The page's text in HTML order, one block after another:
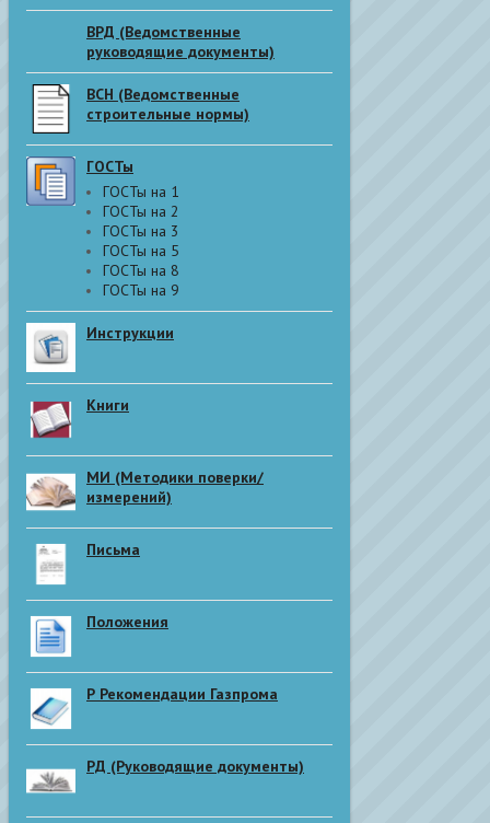
ВРД (Ведомственные
руководящие документы)
ВСН (Ведомственные
строительные нормы)
ГОСТы
ГОСТы на 1
ГОСТы на 2
ГОСТы на 3
ГОСТы на 5
ГОСТы на 8
ГОСТы на 9
Инструкции
Книги
МИ (Методики поверки/
измерений)
Письма
Положения
Р Рекомендации Газпрома
РД (Руководящие документы)